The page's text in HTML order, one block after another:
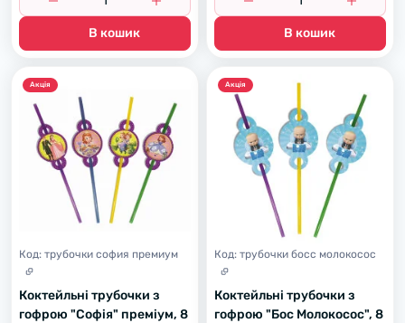
В кошик В кошик
Акцiя
Код: трубочки софия премиум
Коктейльні трубочки з
гофрою "Софія" преміум, 8
Акцiя
Код: трубочки босс молокосос
Коктейльні трубочки з
гофрою "Бос Молокосос", 8